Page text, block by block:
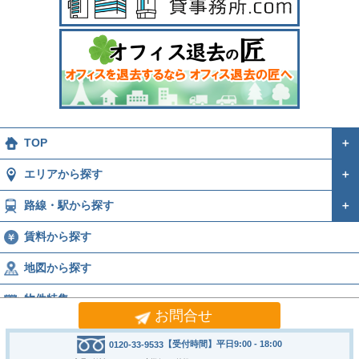
お問合せ
0120-33-9533 【受付時間】平日9:00 - 18:00
TOP ＋
エリアから探す ＋
路線・駅から探す ＋
賃料から探す
地図から探す
物件特集
運営会社 ＋